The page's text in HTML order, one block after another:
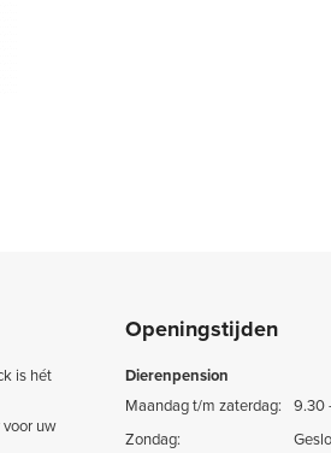
is hét
uw
Openingstijden
Dierenpension
Maandag t/m zaterdag:
9.30
Zondag: